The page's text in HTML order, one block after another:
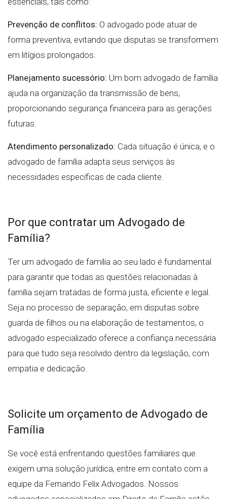
Prevenção de conflitos: O advogado pode atuar de
forma preventiva, evitando que disputas se transformem
em litígios prolongados.
Planejamento sucessório: Um bom advogado de família
ajuda na organização da transmissão de bens,
proporcionando segurança financeira para as gerações
futuras.
Atendimento personalizado: Cada situação é única, e o
advogado de família adapta seus serviços às
necessidades específicas de cada cliente.
Por que contratar um Advogado de
Família?
Ter um advogado de família ao seu lado é fundamental
para garantir que todas as questões relacionadas à
família sejam tratadas de forma justa, eficiente e legal.
Seja no processo de separação, em disputas sobre
guarda de filhos ou na elaboração de testamentos, o
advogado especializado oferece a confiança necessária
para que tudo seja resolvido dentro da legislação, com
empatia e dedicação.
Solicite um orçamento de Advogado de
Família
Se você está enfrentando questões familiares que
exigem uma solução jurídica, entre em contato com a
equipe da Fernando Felix Advogados. Nossos